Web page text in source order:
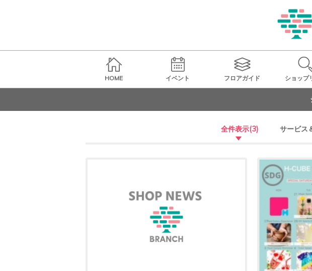
HOME イベント フロアガイド ショップ
全件表示(3) サービス